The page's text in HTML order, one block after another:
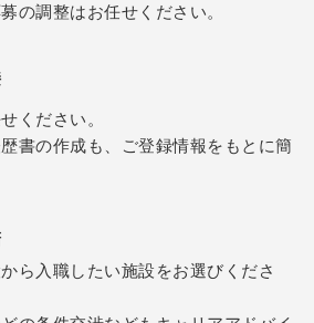
の調整はお任せください。
ください。
書の作成も、ご登録情報をもとに簡
ら入職したい施設をお選びくださ